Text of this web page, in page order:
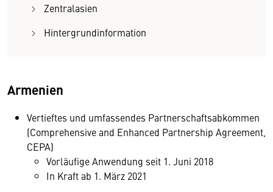
Zentralasien
Hintergrundinformation
Armenien
Vertieftes und umfassendes Partnerschaftsabkommen
(Comprehensive and Enhanced Partnership Agreement,
CEPA)
Vorläufige Anwendung seit 1. Juni 2018
In Kraft ab 1. März 2021